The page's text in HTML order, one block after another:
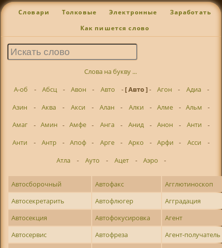
Словари Толковые Электронные Заработать
Как пишется слово
Слова на букву ...
А-об
- Абсц - Авон - Авто - [ Авто ]- Агон - Адиа
-
Азин
- Аква - Акси - Алан - Алки - Алме - Альм
-
Амаг
- Амин - Амфе - Анга - Анид - Анон - Анти
-
Анти
- Антр - Апоф - Арге - Арко - Арфи - Асси
-
Атла
- Ауто - Ацет - Аэро -
Автосборочный Автофакс
Агглютиноскоп
Автосекретарить
Автофлюгер
Агградация
Автосекция
Автофокусировка
Агент
Автосервис
Автофреза Агент-получатель